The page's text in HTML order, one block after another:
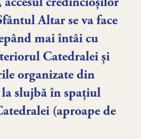
Altar se va face
mai întâi cu
Catedralei și
organizate din
slujbă în spațiul
(aproape de